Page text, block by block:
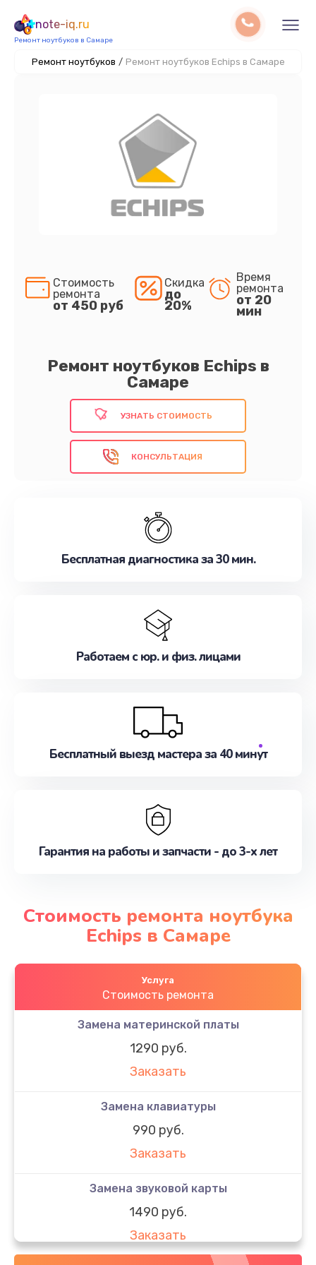
note-iq.ru
Ремонт ноутбуков в Самаре
Ремонт ноутбуков / Ремонт ноутбуков Echips в Самаре
Ремонт ноутбуков Echips в
Самаре
Стоимость
ремонта
от 450 руб
Скидка
до
20%
Время
ремонта
от 20
мин
УЗНАТЬ СТОИМОСТЬ
КОНСУЛЬТАЦИЯ
Бесплатная диагностика за 30 мин.
Работаем с юр. и физ. лицами
Бесплатный выезд мастера за 40 минут
Гарантия на работы и запчасти - до 3-х лет
Стоимость ремонта ноутбука
Echips в Самаре
Услуга
Стоимость ремонта
Замена материнской платы
1290 руб.
Заказать
Замена клавиатуры
990 руб.
Заказать
Замена звуковой карты
1490 руб.
Заказать